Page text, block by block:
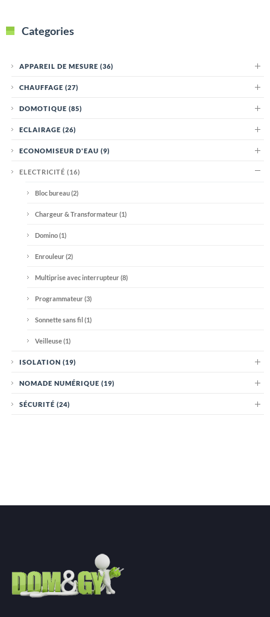
Categories
APPAREIL DE MESURE (36)
CHAUFFAGE (27)
DOMOTIQUE (85)
ECLAIRAGE (26)
ECONOMISEUR D'EAU (9)
ELECTRICITÉ (16)
Bloc bureau(2)
Chargeur & Transformateur(1)
Domino(1)
Enrouleur(2)
Multiprise avec interrupteur(8)
Programmateur(3)
Sonnette sans fil(1)
Veilleuse(1)
ISOLATION (19)
NOMADE NUMÉRIQUE (19)
SÉCURITÉ (24)